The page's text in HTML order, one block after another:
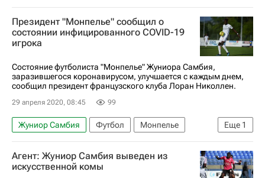
Чемпионат Франции по футболу (Лига 1)
Монпелье
Спорт в условиях пандемии коронавируса
Президент "Монпелье" сообщил о
состоянии инфицированного COVID-19
игрока
Состояние футболиста "Монпелье" Жуниора Самбия,
заразившегося коронавирусом, улучшается с каждым днем,
сообщил президент французского клуба Лоран Николлен.
29 апреля 2020, 08:45 99
Еще 1
Жуниор Самбия Футбол
Монпелье
Спорт в условиях пандемии коронавируса
Агент: Жуниор Самбия выведен из
искусственной комы